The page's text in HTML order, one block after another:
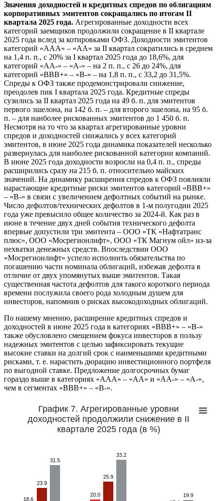
Значения доходностей и кредитных спредов по облигациям
корпоративных эмитентов сокращались по итогам II
квартала 2025 года. Агрегированные доходности всех
категорий заемщиков продолжили сокращение в II квартале
2025 года вслед за котировками ОФЗ. Доходности эмитентов
категорий «AAA» – «AA» за II квартал сократились в среднем
на 1,4 п. п., с 20% за I квартал 2025 года до 18,6%, для
категорий «AA-» – «A-» – на 2 п. п., с 26 до 24%, для
категорий «BBB+» – «B-» – на 1,8 п. п., с 33,2 до 31,5%.
Спреды к ОФЗ также продемонстрировали снижение,
преодолев пик I квартала 2025 года. Кредитные спреды
сузились за II квартал 2025 года на 49 б. п. для эмитентов
первого эшелона, на 142 б. п. – для второго эшелона, на 95 б.
п. – для наиболее рискованных эмитентов до 1 450 б. п.
Несмотря на то что за квартал агрегированные уровни
спредов и доходностей снижались у всех категорий
эмитентов, в июне 2025 года динамика показателей несколько
развернулась для наиболее рискованной категории компаний.
В июне 2025 года доходности возросли на 0,4 п. п., спреды
расширились сразу на 215 б. п. относительно майских
значений. На динамику расширения спредов к ОФЗ повлияли
нарастающие кредитные риски эмитентов категорий «BBB+»
– «B-» в связи с увеличением дефолтных событий на рынке.
Число дефолтов/технических дефолтов в 1-м полугодии 2025
года уже превысило общее количество за 2024-й. Как раз в
июне в течение двух дней события технического дефолта
впервые допустили три эмитента – ООО «ТК «Нафтатранс
плюс», ООО «Мосрегионлифт», ООО «ТК Магнум ойл» из-за
нехватки денежных средств. Впоследствии ООО
«Мосрегионлифт» успело исполнить обязательства по
погашению части номинала облигаций, избежав дефолта в
отличие от двух упомянутых выше эмитентов. Такая
существенная частота дефолтов для такого короткого периода
времени послужила своего рода холодным душем для
инвесторов, напомнив о рисках высокодоходных облигаций.
По нашему мнению, расширение кредитных спредов и
доходностей в июне 2025 года в категориях «BBB+» – «B-»
также обусловлено смещением фокуса инвесторов в пользу
надежных эмитентов с целью зафиксировать текущие
высокие ставки на долгий срок с наименьшими кредитными
рисками, т. е. нарастить дюрацию инвестиционного портфеля
по выгодной ставке. Предложение долгосрочных бумаг
гораздо выше в категориях «AAA» – «AA» и «AA-» – «A-»,
чем в сегментах «BBB+» – «B-».
График 7. Агрегированные уровни
доходностей продолжили снижение в II
квартале 2025 года (в %)
18.6
20.0
23.9
25.9
31.5
33.2
19.9